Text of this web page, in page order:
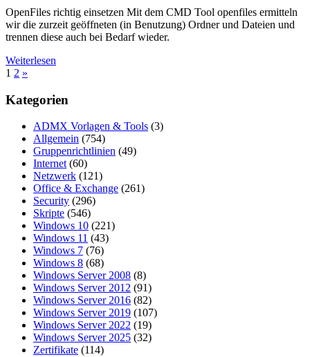
OpenFiles richtig einsetzen Mit dem CMD Tool openfiles ermitteln
wir die zurzeit geöffneten (in Benutzung) Ordner und Dateien und
trennen diese auch bei Bedarf wieder.
Weiterlesen
Seitennummerierung
der
Beiträge
1 2 Nächste
»
Kategorien
ADMX Vorlagen & Tools (3)
Allgemein (754)
Gruppenrichtlinien (49)
Internet(60)
Netzwerk (121)
Office & Exchange (261)
Security (296)
Skripte (546)
Windows 10 (221)
Windows 11 (43)
Windows 7 (76)
Windows 8 (68)
Windows Server 2008 (8)
Windows Server 2012 (91)
Windows Server 2016 (82)
Windows Server 2019 (107)
Windows Server 2022 (19)
Windows Server 2025 (32)
Zertifikate (114)